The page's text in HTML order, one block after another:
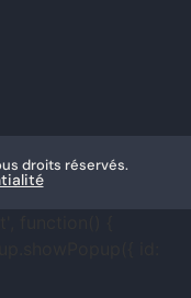
droits réservés.